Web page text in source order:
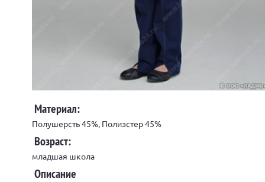
Материал:
Полушерсть 45%, Полиэстер 45%
Возраст:
младшая школа
Описание